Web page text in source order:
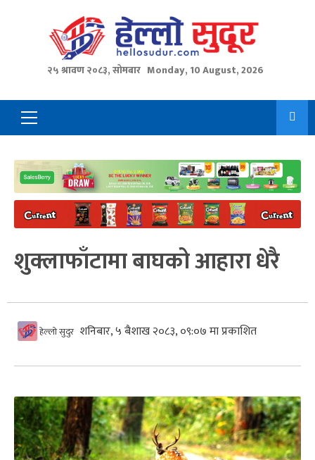
२५ श्रावण २०८३, सोमबार Monday, 10 August, 2026
Primary
Menu
शुक्लाफाँटामा बाघको आहारा धेरै
हेल्लो सुदुर शनिबार, ५ बैशाख २०८३, ०९:०७ मा प्रकाशित